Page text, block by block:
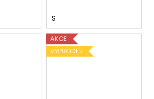
S
AKCE
VÝPRODEJ